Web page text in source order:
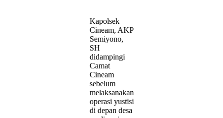
Kapolsek
Cineam, AKP
Semiyono,
SH
didampingi
Camat
Cineam
sebelum
melaksanakan
operasi yustisi
di depan desa